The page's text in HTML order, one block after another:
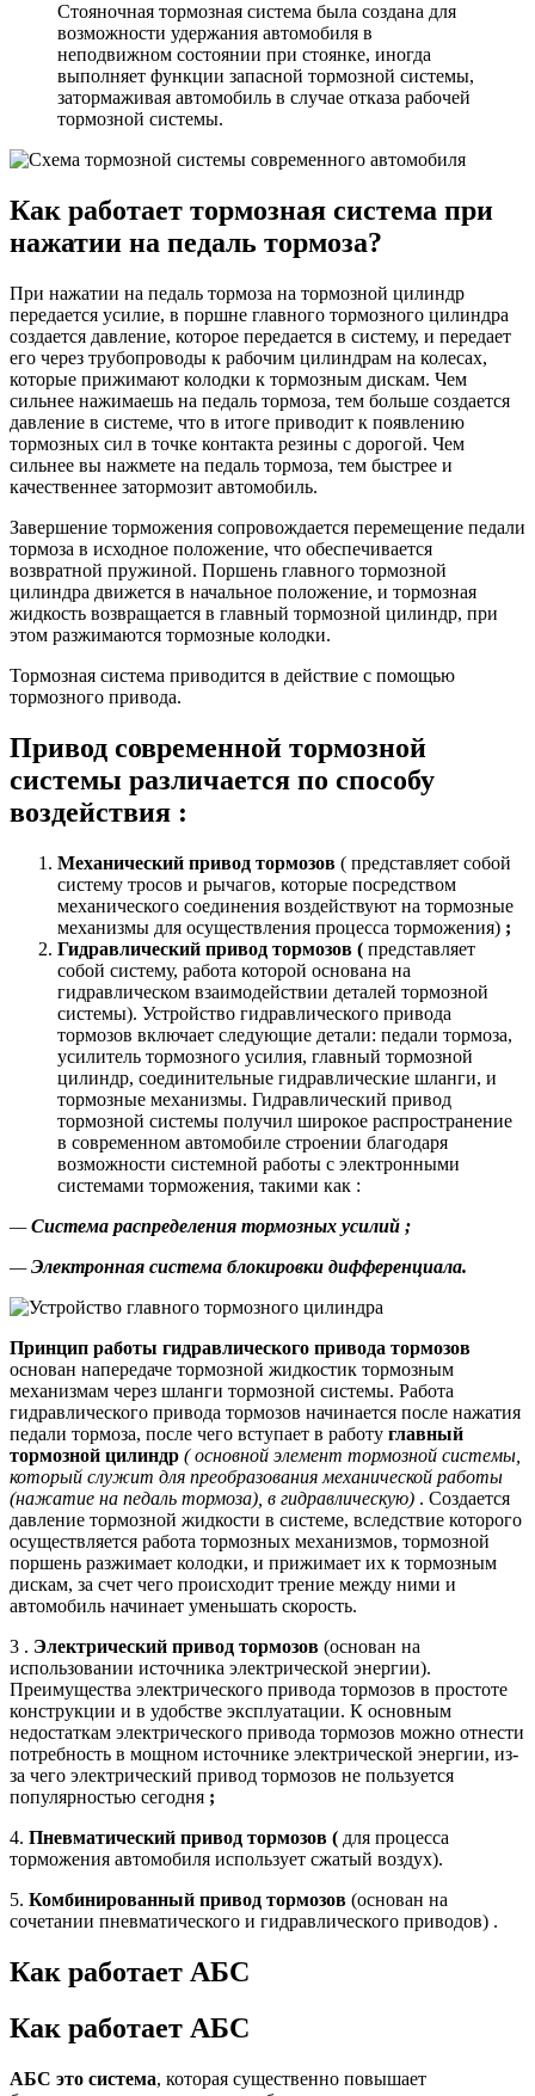
Стояночная тормозная система была создана для
возможности удержания автомобиля в
неподвижном состоянии при стоянке, иногда
выполняет функции запасной тормозной системы,
затормаживая автомобиль в случае отказа рабочей
тормозной системы.
Как работает тормозная система при
нажатии на педаль тормоза?
При нажатии на педаль тормоза на тормозной цилиндр
передается усилие, в поршне главного тормозного цилиндра
создается давление, которое передается в систему, и передает
его через трубопроводы к рабочим цилиндрам на колесах,
которые прижимают колодки к тормозным дискам. Чем
сильнее нажимаешь на педаль тормоза, тем больше создается
давление в системе, что в итоге приводит к появлению
тормозных сил в точке контакта резины с дорогой. Чем
сильнее вы нажмете на педаль тормоза, тем быстрее и
качественнее затормозит автомобиль.
Завершение торможения сопровождается перемещение педали
тормоза в исходное положение, что обеспечивается
возвратной пружиной. Поршень главного тормозной
цилиндра движется в начальное положение, и тормозная
жидкость возвращается в главный тормозной цилиндр, при
этом разжимаются тормозные колодки.
Тормозная система приводится в действие с помощью
тормозного привода.
Привод современной тормозной
системы различается по способу
воздействия :
Механический привод тормозов ( представляет собой
систему тросов и рычагов, которые посредством
механического соединения воздействуют на тормозные
механизмы для осуществления процесса торможения) ;
Гидравлический привод тормозов ( представляет
собой систему, работа которой основана на
гидравлическом взаимодействии деталей тормозной
системы). Устройство гидравлического привода
тормозов включает следующие детали: педали тормоза,
усилитель тормозного усилия, главный тормозной
цилиндр, соединительные гидравлические шланги, и
тормозные механизмы. Гидравлический привод
тормозной системы получил широкое распространение
в современном автомобиле строении благодаря
возможности системной работы с электронными
системами торможения, такими как :
—Система распределения тормозных усилий ;
— Электронная система блокировки дифференциала.
Принцип работы гидравлического привода тормозов
основан напередаче тормозной жидкостик тормозным
механизмам через шланги тормозной системы. Работа
гидравлического привода тормозов начинается после нажатия
педали тормоза, после чего вступает в работу главный
тормозной цилиндр ( основной элемент тормозной системы,
который служит для преобразования механической работы
(нажатие на педаль тормоза), в гидравлическую) . Создается
давление тормозной жидкости в системе, вследствие которого
осуществляется работа тормозных механизмов, тормозной
поршень разжимает колодки, и прижимает их к тормозным
дискам, за счет чего происходит трение между ними и
автомобиль начинает уменьшать скорость.
3 . Электрический привод тормозов (основан на
использовании источника электрической энергии).
Преимущества электрического привода тормозов в простоте
конструкции и в удобстве эксплуатации. К основным
недостаткам электрического привода тормозов можно отнести
потребность в мощном источнике электрической энергии, из-
за чего электрический привод тормозов не пользуется
популярностью сегодня ;
4. Пневматический привод тормозов ( для процесса
торможения автомобиля использует сжатый воздух).
5. Комбинированный привод тормозов (основан на
сочетании пневматического и гидравлического приводов) .
Как работает АБС
Как работает АБС
АБС это система, которая существенно повышает